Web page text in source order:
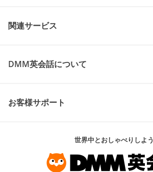
関連サービス
DMM英会話について
お客様サポート
世界中とおしゃべりしよう